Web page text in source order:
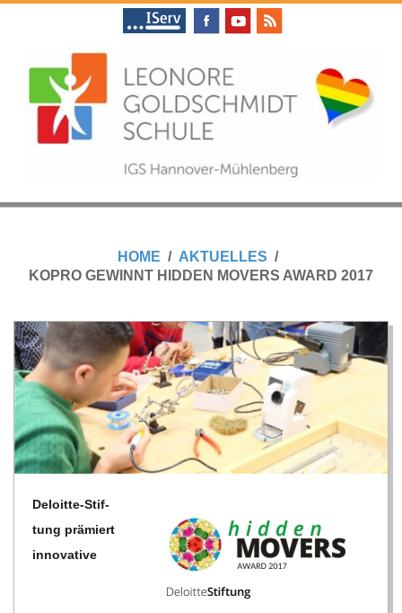
L
N
O
R
E
HOME
AKTUELLES
KOPRO GEWINNT HIDDEN MOVERS AWARD 2017
Deloitte-Stif­
tung prä­miert
inno­va­tive